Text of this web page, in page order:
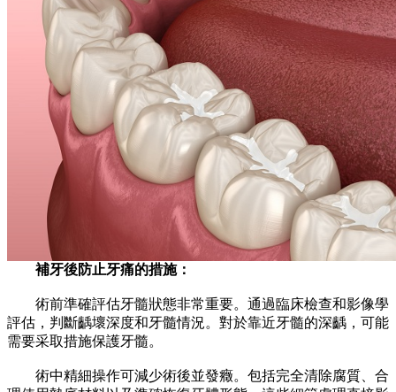
補牙後防止牙痛的措施：
術前準確評估牙髓狀態非常重要。通過臨床檢查和影像學
評估，判斷齲壞深度和牙髓情況。對於靠近牙髓的深齲，可能
需要采取措施保護牙髓。
術中精細操作可減少術後並發癥。包括完全清除腐質、合